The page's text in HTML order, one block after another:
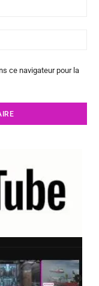
ce navigateur pour la